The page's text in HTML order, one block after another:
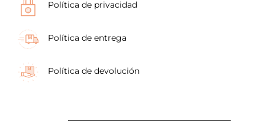
Política de privacidad
Política de entrega
Política de devolución